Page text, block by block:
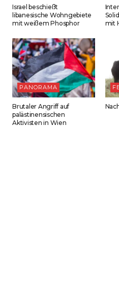
Israel beschießt
libanesische Wohngebiete
mit weißem Phosphor
mit
PANORAMA
Brutaler Angriff auf
palästinensischen
Aktivisten in Wien